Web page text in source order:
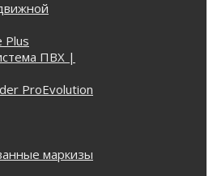
Plus
ПВХ |
ProEvolution
маркизы